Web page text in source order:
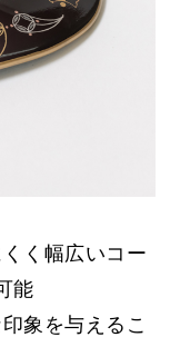
く幅広いコー
能
象を与えるこ